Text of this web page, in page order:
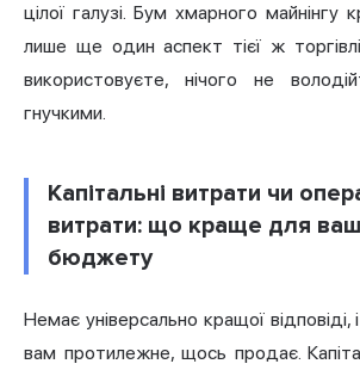
цілої галузі. Бум хмарного майнінгу
лише ще один аспект тієї ж торгівлі:
використовуєте, нічого не
гнучкими.
Капітальні витрати чи
витрати: що краще для
бюджету
Немає універсально кращої
вам протилежне, щось продає.